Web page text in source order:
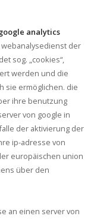
analytics
der
sog. „cookies“,
werden und die
sie ermöglichen. die
ihre benutzung
von google in
der aktivierung der
ip-adresse von
europäischen union
über den
an einen server von